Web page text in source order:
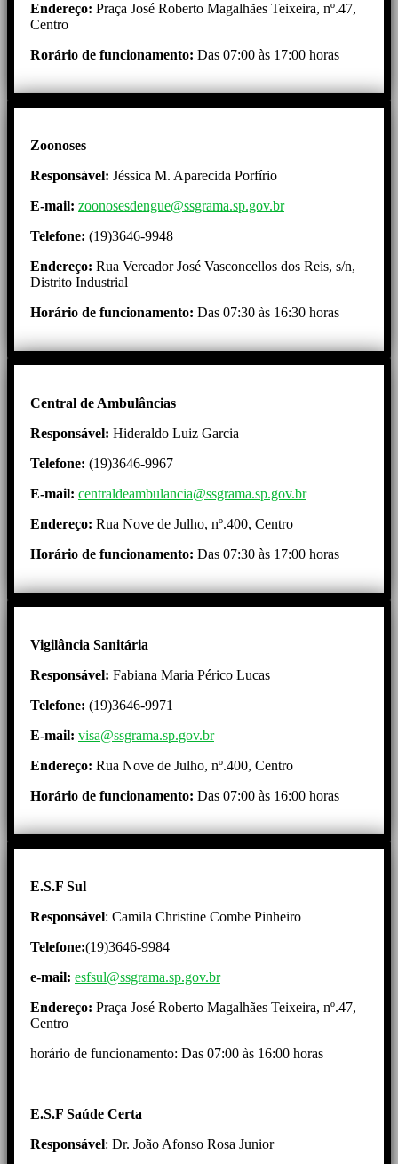
Endereço: Praça José Roberto Magalhães Teixeira, nº.47,
Centro
Rorário de funcionamento: Das 07:00 às 17:00 horas
Zoonoses
Responsável: Jéssica M. Aparecida Porfírio
E-mail: zoonosesdengue@ssgrama.sp.gov.br
Telefone: (19)3646-9948
Endereço: Rua Vereador José Vasconcellos dos Reis, s/n,
Distrito Industrial
Horário de funcionamento: Das 07:30 às 16:30 horas
Central de Ambulâncias
Responsável: Hideraldo Luiz Garcia
Telefone: (19)3646-9967
E-mail: centraldeambulancia@ssgrama.sp.gov.br
Endereço: Rua Nove de Julho, nº.400, Centro
Horário de funcionamento: Das 07:30 às 17:00 horas
Vigilância Sanitária
Responsável: Fabiana Maria Périco Lucas
Telefone: (19)3646-9971
E-mail: visa@ssgrama.sp.gov.br
Endereço: Rua Nove de Julho, nº.400, Centro
Horário de funcionamento: Das 07:00 às 16:00 horas
E.S.F Sul
Responsável: Camila Christine Combe Pinheiro
Telefone:(19)3646-9984
e-mail: esfsul@ssgrama.sp.gov.br
Endereço: Praça José Roberto Magalhães Teixeira, nº.47,
Centro
horário de funcionamento: Das 07:00 às 16:00 horas
E.S.F Saúde Certa
Responsável: Dr. João Afonso Rosa Junior